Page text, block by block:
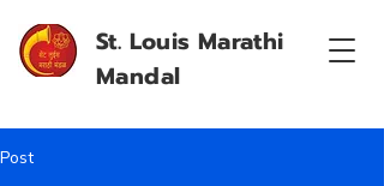
St. Louis Marathi
Mandal
Post